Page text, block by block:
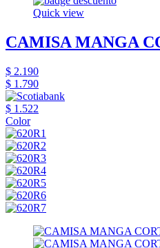
Quick view
CAMISA MANGA
$ 2.190
$ 1.790
$ 1.522
Color